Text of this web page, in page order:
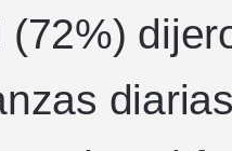
(72%)